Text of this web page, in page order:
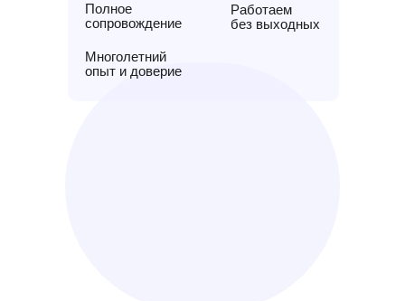
Полное
сопровождение
Многолетний
опыт и доверие
Работаем
без выходных